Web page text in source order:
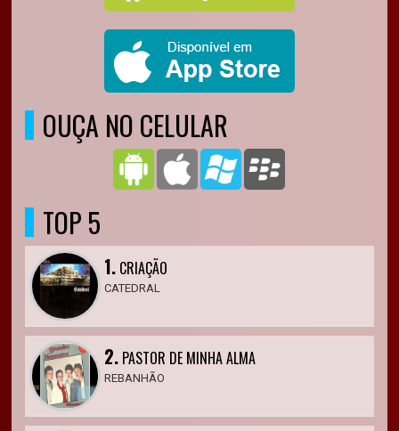
OUÇA NO CELULAR
TOP 5
1. CRIAÇÃO
CATEDRAL
2. PASTOR DE MINHA ALMA
REBANHÃO